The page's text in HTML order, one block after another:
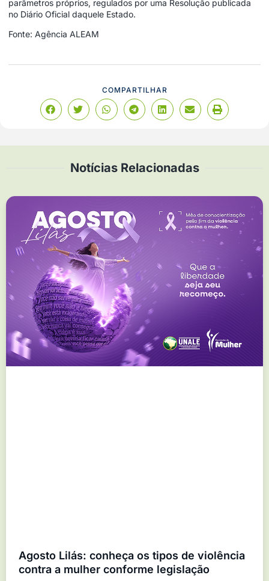
parâmetros próprios, regulados por uma Resolução publicada
no Diário Oficial daquele Estado.
Fonte: Agência ALEAM
COMPARTILHAR
Notícias Relacionadas
Agosto Lilás: conheça os tipos de violência
contra a mulher conforme legislação